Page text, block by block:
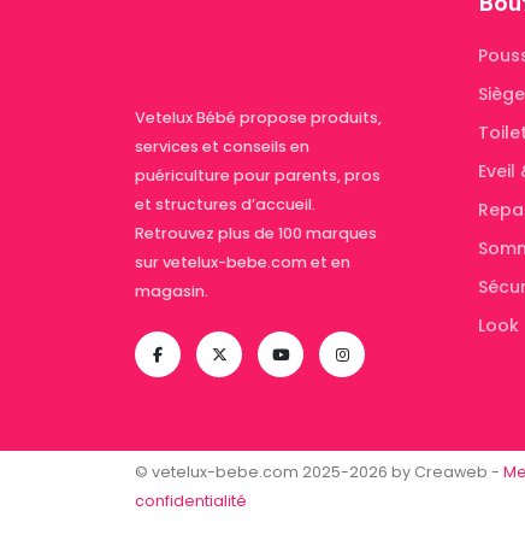
Vetelux Bébé propose produits,
services et conseils en
puériculture pour parents, pros
et structures d’accueil.
Retrouvez plus de 100 marques
sur vetelux-bebe.com et en
magasin.
Look
© vetelux-bebe.com 2025-2026 by Creaweb -
confidentialité